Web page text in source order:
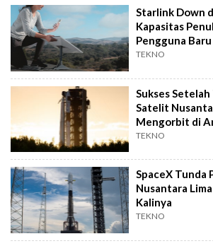
Starlink Down
Kapasitas
Pengguna Baru
TEKNO
Sukses
Satelit
Mengorbit di
TEKNO
SpaceX Tunda
Nusantara
Kalinya
TEKNO